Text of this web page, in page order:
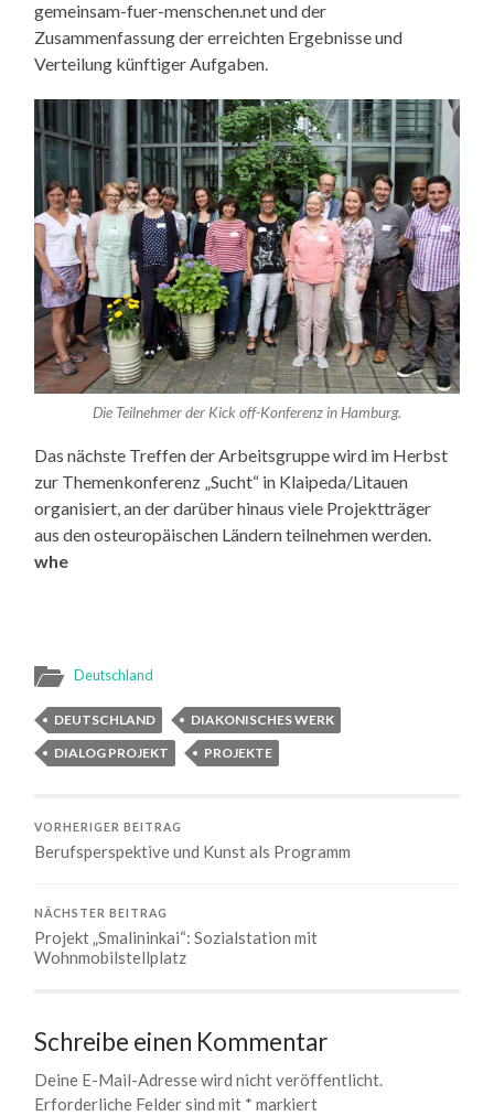
gemeinsam-fuer-menschen.net und der
Zusammenfassung der erreichten Ergebnisse und
Verteilung künftiger Aufgaben.
Die Teilnehmer der Kick off-Konferenz in Hamburg.
Das nächste Treffen der Arbeitsgruppe wird im Herbst
zur Themenkonferenz „Sucht“ in Klaipeda/Litauen
organisiert, an der darüber hinaus viele Projektträger
aus den osteuropäischen Ländern teilnehmen werden.
whe
Deutschland
DEUTSCHLAND
DIAKONISCHES WERK
DIALOG PROJEKT
PROJEKTE
VORHERIGER BEITRAG
Berufsperspektive und Kunst als Programm
NÄCHSTER BEITRAG
Projekt „Smalininkai“: Sozialstation mit
Wohnmobilstellplatz
Schreibe einen Kommentar
Deine E-Mail-Adresse wird nicht veröffentlicht.
Erforderliche Felder sind mit * markiert